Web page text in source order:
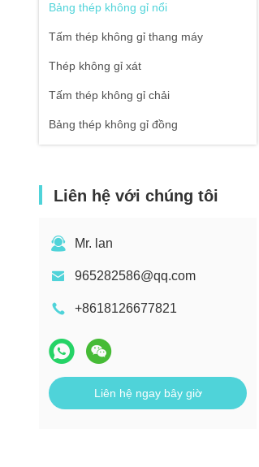
Bảng thép không gỉ nổi
Tấm thép không gỉ thang máy
Thép không gỉ xát
Tấm thép không gỉ chải
Bảng thép không gỉ đồng
Liên hệ với chúng tôi
Mr. lan
965282586@qq.com
+8618126677821
Liên hệ ngay bây giờ